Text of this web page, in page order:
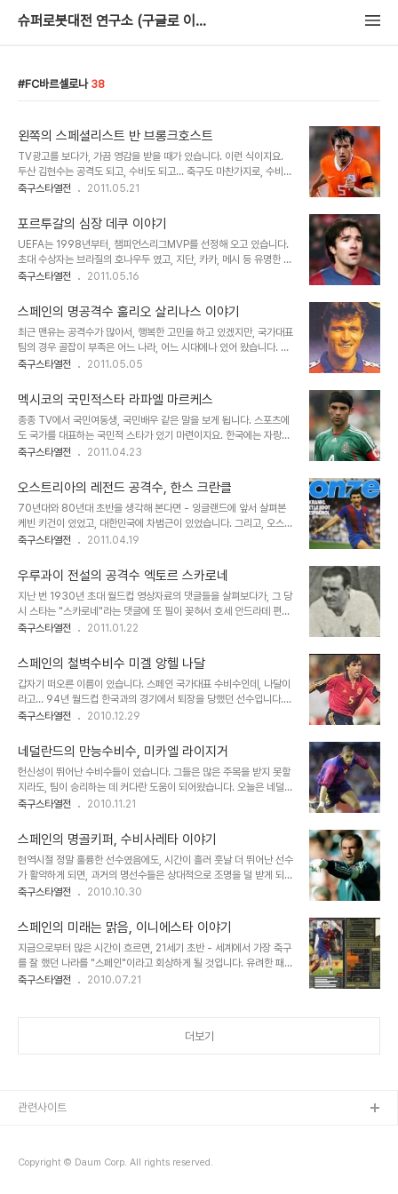
슈퍼로봇대전 연구소 (구글로 이사중)
FC바르셀로나 38
왼쪽의 스페셜리스트 반 브롱크호스트
TV광고를 보다가, 가끔 영감을 받을 때가 있습니다. 이런 식이지요.
두산 김현수는 공격도 되고, 수비도 되고... 축구도 마찬가지로, 수비력
좋으면서도 공격력도 있는 선수가 있기 마련입니다. 경기에서 중요한
드컵, 네덜란드 대표팀의 캡틴으로 활약했던 반 브롱크호스트 이야기
준비해 보았습니다. 시원한 슈팅은 다시 봐도 예술이네요! 프로필 이름
: Giovanni van Bronckhorst 생년월일 : 1975년 2월 5일 신장/
체중 : 178cm / 75kg 포지션 : DF, MF 국적 : 네덜란드 국가대표 :
106경기 6득점 공격도 되고, 수비도 되고, 왼발 킥력도 되는 - 반 브
축구스타열전 2011.05.21
포르투갈의 심장 데쿠 이야기
UEFA는 1998년부터, 챔피언스리그MVP를 선정해 오고 있습니다.
초대 수상자는 브라질의 호나우두 였고, 지단, 카카, 메시 등 유명한 선
수들이 수상해오고 있습니다. 2004년 챔스MVP는 FC 포르투 시절
눈물이 묻어 있습니다. 브라질에서 태어나 포르투갈 국가대표로 뛰었
던 데쿠의 이야기를 준비해 보았습니다! 프로필 이름 : Anderson
Luis de Souza (Deco) 생년월일 : 1977년 8월 27일 신장/체중
: 174cm / 73kg 포지션 : MF 국적 : 포르투갈 / 브라질 국가대표 :
75경기 5득점 포르투갈, 그리고 FC바르셀로나의 심장으로 불리던
축구스타열전 2011.05.16
스페인의 명공격수 훌리오 살리나스 이야기
최근 맨유는 공격수가 많아서, 행복한 고민을 하고 있겠지만, 국가대표
팀의 경우 골잡이 부족은 어느 나라, 어느 시대에나 있어 왔습니다. 한
국이나 일본만의 문제도 아니고, 스페인이나 이탈리아도 믿을만한 국
했습니다. 명문팀들 예컨대 레알마드리드나 AC밀란은 잘 나갔지만,
요즘과 마찬가지로 정작 주포는 외국인 선수인 경우가 많았지요. 이런
상황에서 등장한 스페인의 공격수가 있었으니... ^^ 출발합니다! 프로
필 이름 : Julio Salinas Fernández 생년월일 : 1962년 9월 11일
신장/체중 : 188cm / 82kg 포지션 : FW 국적 : 스페인 국가대표 :
스..
축구스타열전 2011.05.05
멕시코의 국민적스타 라파엘 마르케스
종종 TV에서 국민여동생, 국민배우 같은 말을 보게 됩니다. 스포츠에
도 국가를 대표하는 국민적 스타가 있기 마련이지요. 한국에는 자랑스
러운 국민적스타 박지성이 있겠고, 10년 전에는 국민투수 박찬호의 강
늘은 멕시코의 국민스타 마르케스에 대해서 살펴볼까 합니다 ^^ 프로
필 이름 : Rafael Márquez Álvarez 생년월일 : 1979년 2월 13
일 신장/체중 : 183cm / 75kg 포지션 : DF / MF 국적 : 멕시코 /
스페인 국가대표 : 100시합 11득점 (2011년 4월 현재) 중앙수비도,
수비형MF도 영리하게 잘 해내는 명선수 - 라파엘 마르케스 이야기 멕
축구스타열전 2011.04.23
오스트리아의 레전드 공격수, 한스 크란클
70년대와 80년대 초반을 생각해 본다면 - 잉글랜드에 앞서 살펴본
케빈 키건이 있었고, 대한민국에 차범근이 있었습니다. 그리고, 오스트
리아에는 한스 크란클 이라는 걸출한 선수가 있었지요. 1979년 라리
의 이야기를 살펴보도록 하겠습니다 :) 그럼 출발~ 프로필 이름 :
Johann "Hans" Krankl 생년월일 : 1953년 2월 14일 신장/체중
: 182cm / 90kg 포지션 : FW 국적 : 오스트리아 국가대표 : 69시
합 34득점 골, 골이에요~ 우리가 마침내 서독을 이겼어요!!! - 78 월
드컵 감동실화의 주역 한스 크란클 이야기 오스트리아 최고의 명문팀
현..
축구스타열전 2011.04.19
우루과이 전설의 공격수 엑토르 스카로네
지난 번 1930년 초대 월드컵 영상자료의 댓글들을 살펴보다가, 그 당
시 스타는 "스카로네"라는 댓글에 또 필이 꽂혀서 호세 안드라데 편에
이어서, 이번에는 엑토르 스카로네에 대하여 소개할까 합니다. 좋은 공
자랑합니다. 현역통산 369시합 301득점이라는 경이적인 기록을 보
유하고 있지요. 당시 집계가 물론 정확하다고 보증하기는 어렵지만, 그
선수에 대한 결정력을 간접적으로나마 엿볼 수 있다고 생각합니다. 스
카로네에 대한 이야기를 출발해 봅시다. 프로필 이름 : Héctor
Pedro Scarone 생년월일 : 1898년 11월 26일 (1967년 4월 4
시합..
축구스타열전 2011.01.22
스페인의 철벽수비수 미겔 앙헬 나달
갑자기 떠오른 이름이 있습니다. 스페인 국가대표 수비수인데, 나달이
라고... 94년 월드컵 한국과의 경기에서 퇴장을 당했던 선수입니다.
그 때, 모두 흥분해서, 우리 잘하면 스페인과 치고박고 해볼만 하다면
워낙 극적이기도 하고, 또 우리가 그리 만만하지 않다는 것을 다시 한
번 되새길 때도 좋아서, 기억하고 있나 봅니다. 경기는 2-2 무승부 였
지요. 오늘은 스페인의 이름난 수비수 였던 나달에 대해서 살펴볼까 합
니다 ^^ 프로필 이름 : Miquel Ángel Nadal 생년월일 : 1966년
7월 28일 신장/체중 : 187cm / 83kg 포지션 : DF / MF 국적 : 스
축구스타열전 2010.12.29
네덜란드의 만능수비수, 미카엘 라이지거
헌신성이 뛰어난 수비수들이 있습니다. 그들은 많은 주목을 받지 못할
지라도, 팀이 승리하는 데 커다란 도움이 되어왔습니다. 오늘은 네덜란
드의 숨은 명수비수 라이지거를 살펴보려고 합니다. 오른쪽 풀백이 주
는 왼쪽 풀백까지도 하면서, 다양한 능력을 보여주었지요. 90년대 네
덜란드 대표팀 호화멤버 중 한 명이었던 그의 이야기 속으로 가봅시다!
프로필 이름 : Michael Reiziger 생년월일 : 1973년 5월 3일 신
장/체중 : 178cm / 75kg 포지션 : DF 국적 : 네덜란드 국가대표 :
72시합 1득점 90년대 뛰어난 수비수로 이름을 날리던 - 라이지거 이
만, 명문팀 주..
축구스타열전 2010.11.21
스페인의 명골키퍼, 수비사레타 이야기
현역시절 정말 훌륭한 선수였음에도, 시간이 흘러 훗날 더 뛰어난 선수
가 활약하게 되면, 과거의 명선수들은 상대적으로 조명을 덜 받게 되어
있습니다. 어떤 의미에서는 당연한 말 같지만, 생각해보면 아쉬움도 있
르트 뮐러에게 밀려서 다소 명성이 가려졌고, 또 살펴보면 스페인의 골
키퍼 수비사레타도 카시야스 라는 명골키퍼의 등장으로, 그 명성이 다
소 가려진 느낌이 있습니다. 그래서 오늘은 스페인의 명골키퍼 수비사
레타를 조명해 볼까 합니다. 세계적인 골키퍼였던 그의 빛과 그림자,
궁금하지 않으십니까! 자 출발합시다~ 프로필 이름 : Andoni
축구스타열전 2010.10.30
스페인의 미래는 맑음, 이니에스타 이야기
지금으로부터 많은 시간이 흐르면, 21세기 초반 - 세계에서 가장 축구
를 잘 했던 나라를 "스페인"이라고 회상하게 될 것입니다. 유려한 패스
축구와 더티하지 않은 깔끔한 축구, 2008년 유로와 2010년 월드컵
니다. 현역 전성기의 선수를 포스팅 해보는 것은 처음인데, 그 첫 주인
축구스타열전 2010.07.21
더보기
Copyright © Daum Corp. All rights reserved.
관련사이트